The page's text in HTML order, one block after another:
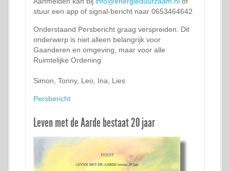
stuur een app of signal-bericht naar 0653464642.
Onderstaand Persbericht graag verspreiden. Dit
onderwerp is niet alleen belangrijk voor
Gaanderen en omgeving, maar voor alle
Ruimtelijke Ordening
Simon, Tonny, Leo, Ina, Lies
Persbericht
Leven met de Aarde bestaat 20 jaar